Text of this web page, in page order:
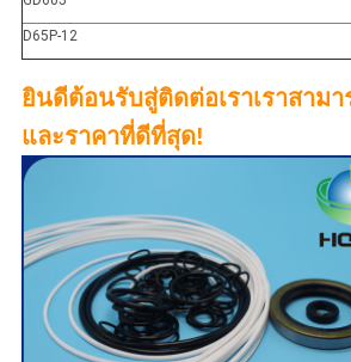
D65P-12
ยินดีต้อนรับสู่ติดต่อเราเราสาม
และราคาที่ดีที่สุด!